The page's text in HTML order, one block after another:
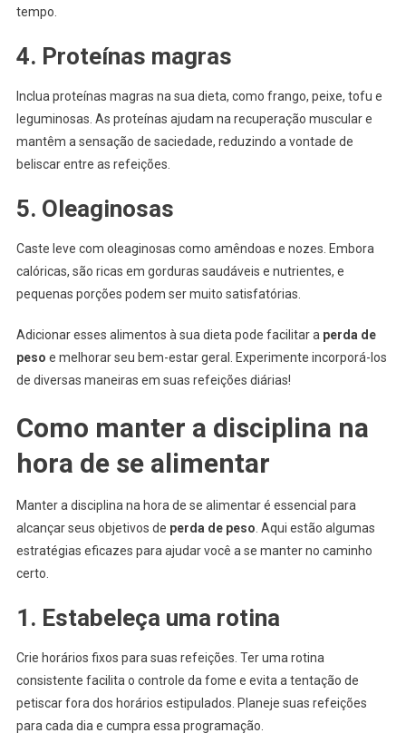
tempo.
4. Proteínas magras
Inclua proteínas magras na sua dieta, como frango, peixe, tofu e
leguminosas. As proteínas ajudam na recuperação muscular e
mantêm a sensação de saciedade, reduzindo a vontade de
beliscar entre as refeições.
5. Oleaginosas
Caste leve com oleaginosas como amêndoas e nozes. Embora
calóricas, são ricas em gorduras saudáveis e nutrientes, e
pequenas porções podem ser muito satisfatórias.
Adicionar esses alimentos à sua dieta pode facilitar a perda de
peso e melhorar seu bem-estar geral. Experimente incorporá-los
de diversas maneiras em suas refeições diárias!
Como manter a disciplina na
hora de se alimentar
Manter a disciplina na hora de se alimentar é essencial para
alcançar seus objetivos de perda de peso . Aqui estão algumas
estratégias eficazes para ajudar você a se manter no caminho
certo.
1. Estabeleça uma rotina
Crie horários fixos para suas refeições. Ter uma rotina
consistente facilita o controle da fome e evita a tentação de
petiscar fora dos horários estipulados. Planeje suas refeições
para cada dia e cumpra essa programação.